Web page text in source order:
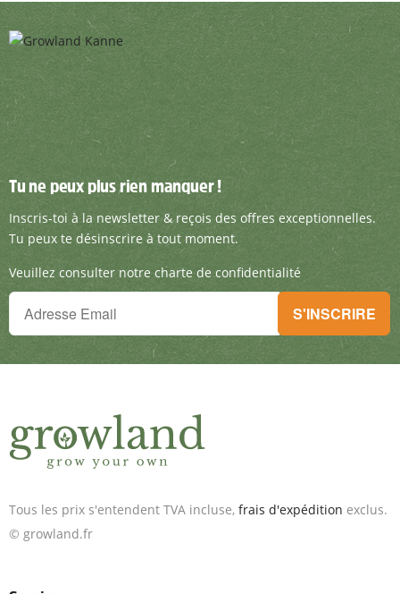
Tu ne peux plus rien manquer !
Inscris-toi à la newsletter & reçois des offres
Tu ne peux plus rien manquer !
Inscris-toi à la newsletter & reçois des offres exceptionnelles.
Tu peux te désinscrire à tout moment.
Veuillez consulter notre charte de confidentialité
Tu ne peux plus rien manquer !
Inscris-toi à la newsletter & reçois des offres exceptionnelles.
S'INSCRIRE
Tous les prix s'entendent TVA incluse, frais d'expédition exclus.
© growland.fr